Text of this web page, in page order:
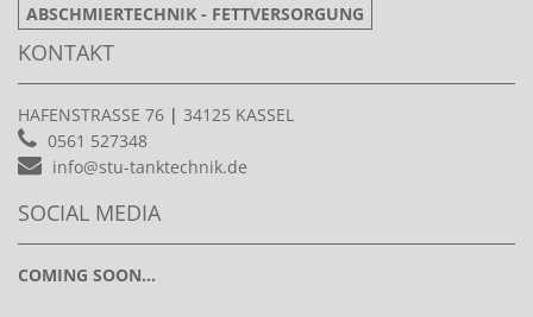
ABSCHMIERTECHNIK - FETTVERSORGUNG
KONTAKT
HAFENSTRASSE 76 | 34125 KASSEL
0561 527348
info@stu-tanktechnik.de
SOCIAL MEDIA
COMING SOON...